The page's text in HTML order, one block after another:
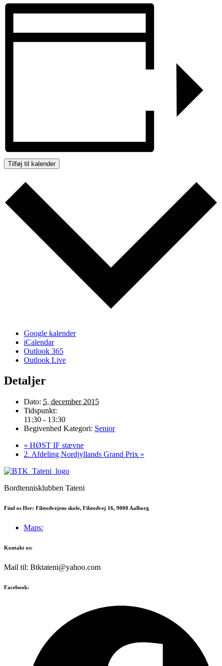
Tilføj til kalender
Google kalender
iCalendar
Outlook 365
Outlook Live
Detaljer
Dato: 5. december 2015
Tidspunkt:
11:30 - 13:30
Begivenhed Kategori: Senior
« HØST IF stævne
2. Afdeling Nordjyllands Grand Prix »
Bordtennisklubben Tateni
Find os Her: Filstedvejens skole, Filstedvej 16, 9000 Aalborg
Maps:
Kontakt os:
Mail til: Btktateni@yahoo.com
Facebook: